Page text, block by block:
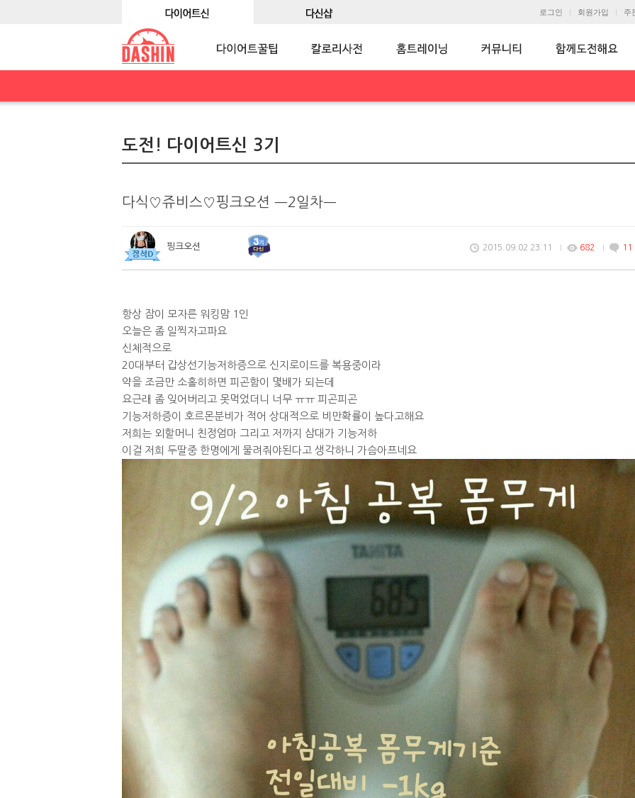
로그인 회원가입 주
도전! 다이어트신 3기
다식♡쥬비스♡핑크오션 ㅡ2일차ㅡ
핑크오션 2015.09.02 23:11 682 11
항상 잠이 모자른 워킹맘 1인
오늘은 좀 일찍자고파요
신체적으로
20대부터 갑상선기능저하증으로 신지로이드를 복용중이라
약을 조금만 소홀히하면 피곤함이 몇배가 되는데
요근래 좀 잊어버리고 못먹었더니 너무 ㅠㅠ 피곤피곤
기능저하증이 호르몬분비가 적어 상대적으로 비만확률이 높다고해요
저희는 외할머니 친정엄마 그리고 저까지 삼대가 기능저하
이걸 저희 두딸중 한명에게 물려줘야된다고 생각하니 가슴아프네요